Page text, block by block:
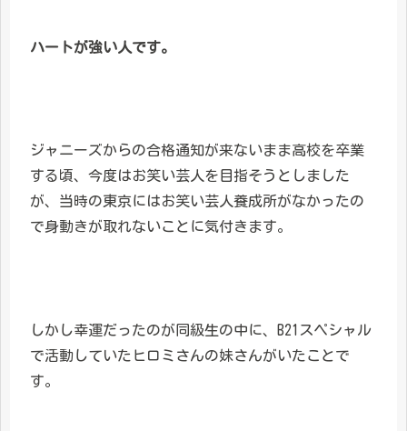
ハートが強い人です。
ジャニーズからの合格通知が来ないまま高校を卒業
する頃、今度はお笑い芸人を目指そうとしました
が、当時の東京にはお笑い芸人養成所がなかったの
で身動きが取れないことに気付きます。
しかし幸運だったのが同級生の中に、B21スペシャル
で活動していたヒロミさんの妹さんがいたことで
す。